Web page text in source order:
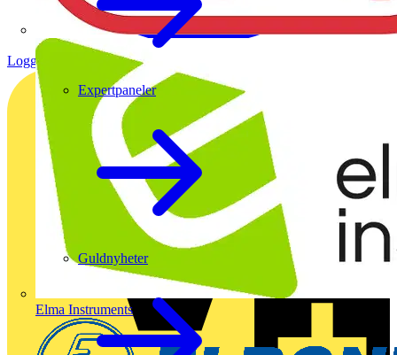
Elma Instruments
Expertpaneler
Guldnyheter
Logga in Registrera dig